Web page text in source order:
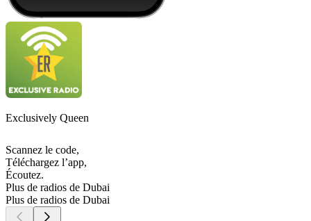
Exclusively Queen
Scannez le code,
Téléchargez l’app,
Écoutez.
Plus de radios de Dubai
Plus de radios de Dubai